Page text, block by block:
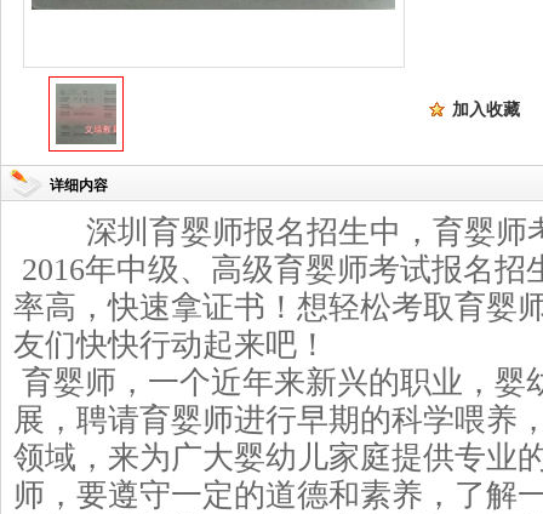
加入收藏
详细内容
深圳育婴师报名招生中，育婴师
2016年中级、高级育婴师考试报名招
率高，快速拿证书！想轻松考取育婴
友们快快行动起来吧！
育婴师，一个近年来新兴的职业，婴
展，聘请育婴师进行早期的科学喂养
领域，来为广大婴幼儿家庭提供专业
师，要遵守一定的道德和素养，了解